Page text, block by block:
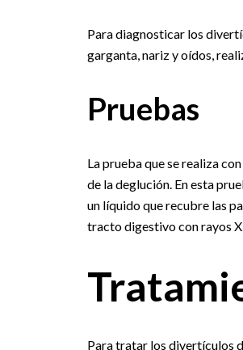
Para diagnosticar los
garganta, nariz y oídos,
Pruebas
La prueba que se realiza
de la deglución. En esta
un líquido que recubre las
tracto digestivo con rayos
Para tratar los divertículos